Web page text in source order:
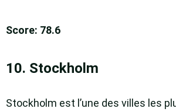
Score: 78.6
10. Stockholm
Stockholm est l’une des villes les